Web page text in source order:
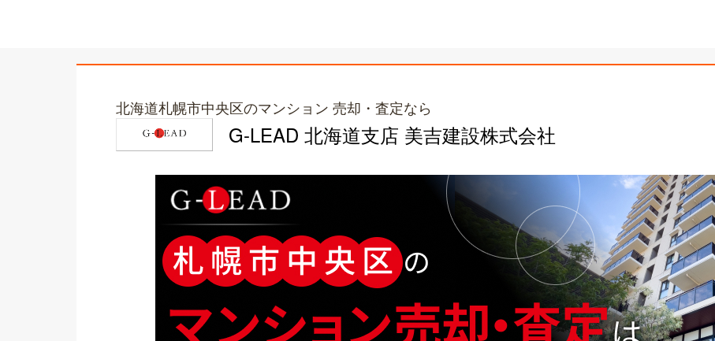
北海道札幌市中央区のマンション 売却・査定なら
G-LEAD 北海道支店 美吉建設株式会社